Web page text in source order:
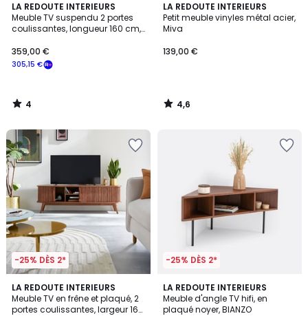
LA REDOUTE INTERIEURS
Meuble TV suspendu 2 portes
coulissantes, longueur 160 cm,
305,15 €
359,00 €
4
/
5
4
/
LA REDOUTE INTERIEURS
Petit meuble vinyles métal acier,
Miva
139,00 €
4,6
/ 5
4,6
/
-25% DÈS 2*
LA REDOUTE INTERIEURS
Meuble TV en frêne et plaqué, 2
portes coulissantes, largeur 160
4,8
/ 5
-25% DÈS 2*
LA REDOUTE INTERIEURS
Meuble d'angle TV hifi, en
plaqué noyer, BIANZO
4,8
/ 5